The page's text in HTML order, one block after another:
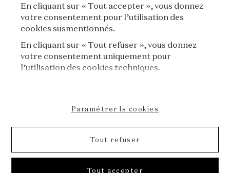
CONTACT
FAQ
RÈGLEMENT DE VISITE
FORMULAIRE D'ANNULATION
En cliquant sur « Tout accepter », vous donnez
votre consentement pour l’utilisation des
cookies susmentionnés.
En cliquant sur « Tout refuser », vous donnez
votre consentement uniquement pour
l’utilisation des cookies techniques.
Paramétrer ls cookies
Tout refuser
Tout accepter